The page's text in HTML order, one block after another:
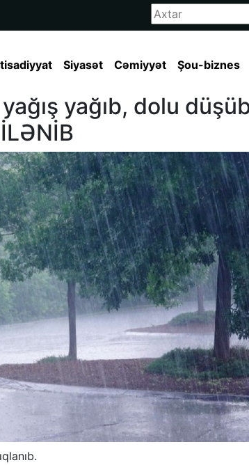
Siyasət Cəmiyyət Şou-biznes
yağıb, dolu